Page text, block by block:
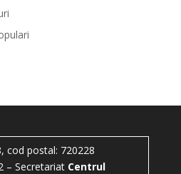
cod postal: 720228
– Secretariat Centrul